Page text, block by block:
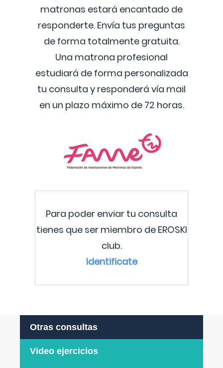
matronas estará encantado de
responderte. Envía tus preguntas
de forma totalmente gratuita.
Una matrona profesional
estudiará de forma personalizada
tu consulta y responderá vía mail
en un plazo máximo de 72 horas.
Para poder enviar tu consulta
tienes que ser miembro de EROSKI
club.
Identificate
Otras consultas
Video ejercicios